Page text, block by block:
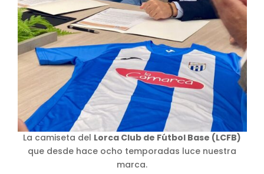
La camiseta del Lorca Club de Fútbol Base (LCFB)
que desde hace ocho temporadas luce nuestra
marca.